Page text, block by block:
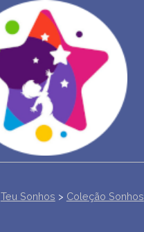
Teu Sonhos > Coleção Sonhos